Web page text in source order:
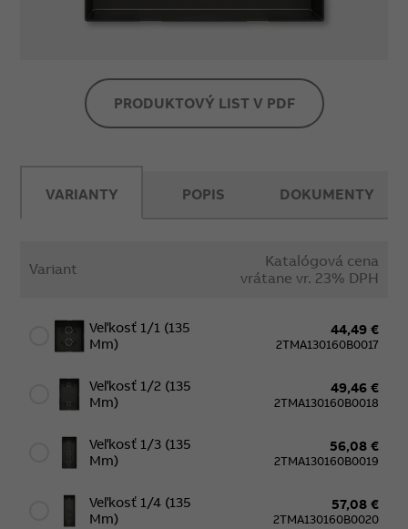
PRODUKTOVÝ LIST V PDF
VARIANTY
Variant
Katalógová cena
vrátane vr. 23% DPH
Veľkosť 1/1 (135
Mm)
44,49 €
2TMA130160B0017
Veľkosť 1/2 (135
Mm)
49,46 €
2TMA130160B0018
Veľkosť 1/3 (135
Mm)
56,08 €
2TMA130160B0019
Veľkosť 1/4 (135
Mm)
57,08 €
2TMA130160B0020
POPIS DOKUMENTY